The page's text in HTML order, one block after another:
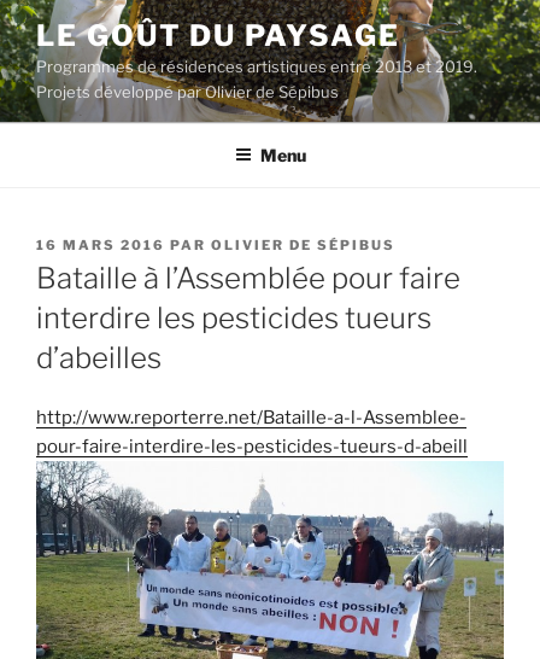
Aller
au
contenu
principal
LE GOÛT DU PAYSAGE
Programmes de résidences artistiques entre 2013 et 2019.
Projets développé par Olivier de Sépibus
Menu
PUBLIÉ
LE
16 MARS 2016 PAR OLIVIER DE SÉPIBUS
Bataille à l’Assemblée pour faire
interdire les pesticides tueurs
d’abeilles
http://www.reporterre.net/Bataille-a-l-Assemblee-
pour-faire-interdire-les-pesticides-tueurs-d-abeill